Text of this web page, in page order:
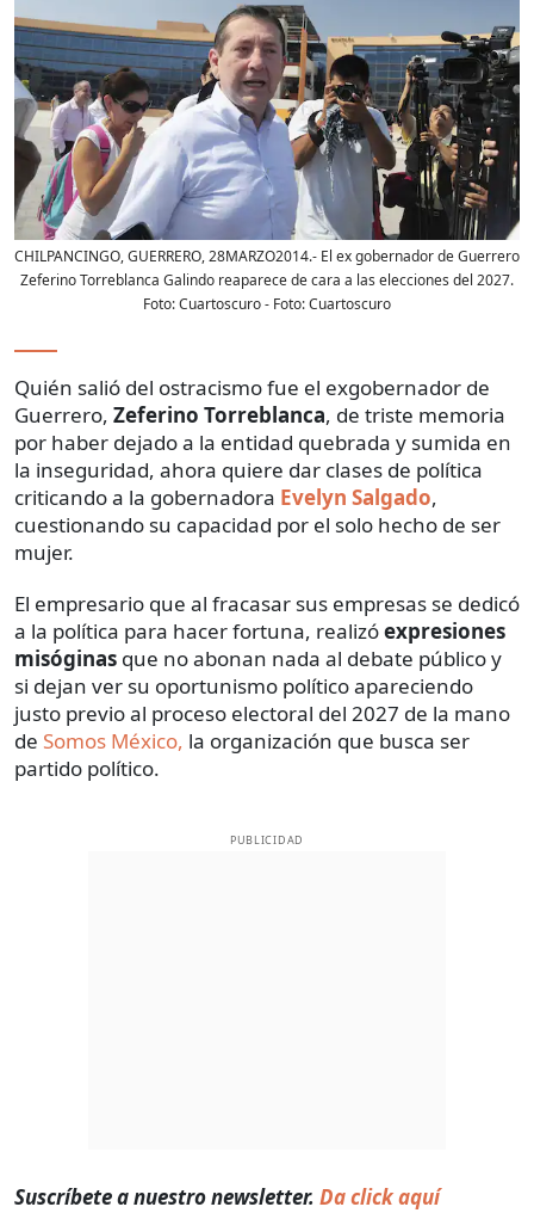
CHILPANCINGO, GUERRERO, 28MARZO2014.- El ex gobernador de Guerrero
Zeferino Torreblanca Galindo reaparece de cara a las elecciones del 2027.
Foto: Cuartoscuro- Foto:Cuartoscuro
Quién salió del ostracismo fue el exgobernador de
Guerrero, Zeferino Torreblanca, de triste memoria
por haber dejado a la entidad quebrada y sumida en
la inseguridad, ahora quiere dar clases de política
criticando a la gobernadora Evelyn Salgado,
cuestionando su capacidad por el solo hecho de ser
mujer.
El empresario que al fracasar sus empresas se dedicó
a la política para hacer fortuna, realizóexpresiones
misóginas que no abonan nada al debate público y
si dejan ver su oportunismo político apareciendo
justo previo al proceso electoral del 2027 de la mano
de Somos México, la organización que busca ser
partido político.
PUBLICIDAD
Suscríbete a nuestro newsletter. Da click aquí